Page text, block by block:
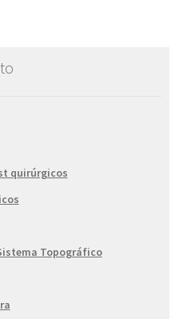
quirúrgicos
Topográfico